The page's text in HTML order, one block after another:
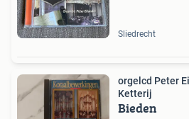
Sliedrecht
orgelcd Peter
Ketterij
Bieden